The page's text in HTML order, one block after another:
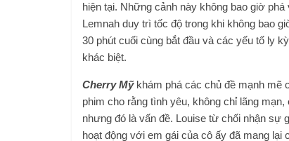
hiện tại. Những cảnh này không bao giờ
Lemnah duy trì tốc độ trong khi không bao
30 phút cuối cùng bắt đầu và các yếu tố ly
khác biệt.
Cherry Mỹkhám phá các chủ đề mạnh mẽ
phim cho rằng tình yêu, không chỉ lãng
nhưng đó là vấn đề. Louise từ chối nhận sự
hoạt động với em gái của cô ấy đã mang